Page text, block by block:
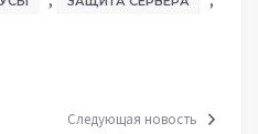
Следующая новость